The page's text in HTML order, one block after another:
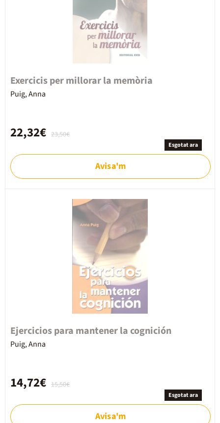
Exercicis per millorar la memòria
Puig, Anna
23,50€
22,32€
Esgotat ara
Avisa'm
Ejercicios para mantener la cognición
Puig, Anna
15,50€
14,72€
Esgotat ara
Avisa'm